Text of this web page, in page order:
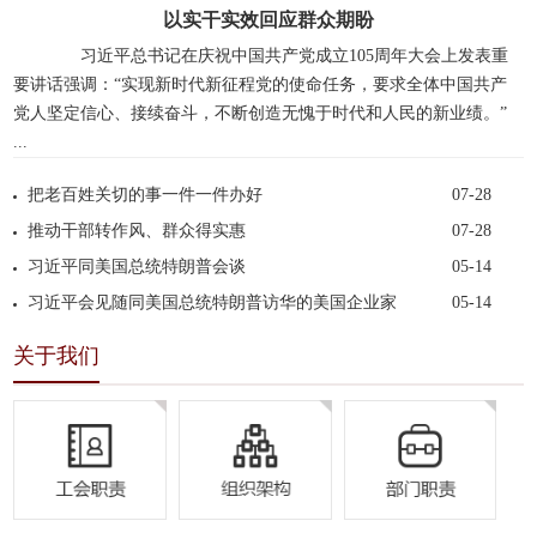
以实干实效回应群众期盼
习近平总书记在庆祝中国共产党成立105周年大会上发表重
要讲话强调：“实现新时代新征程党的使命任务，要求全体中国共产
党人坚定信心、接续奋斗，不断创造无愧于时代和人民的新业绩。”
把老百姓关切的事一件一件办好
07-28
推动干部转作风、群众得实惠
07-28
习近平同美国总统特朗普会谈
05-14
习近平会见随同美国总统特朗普访华的美国企业家
05-14
关于我们